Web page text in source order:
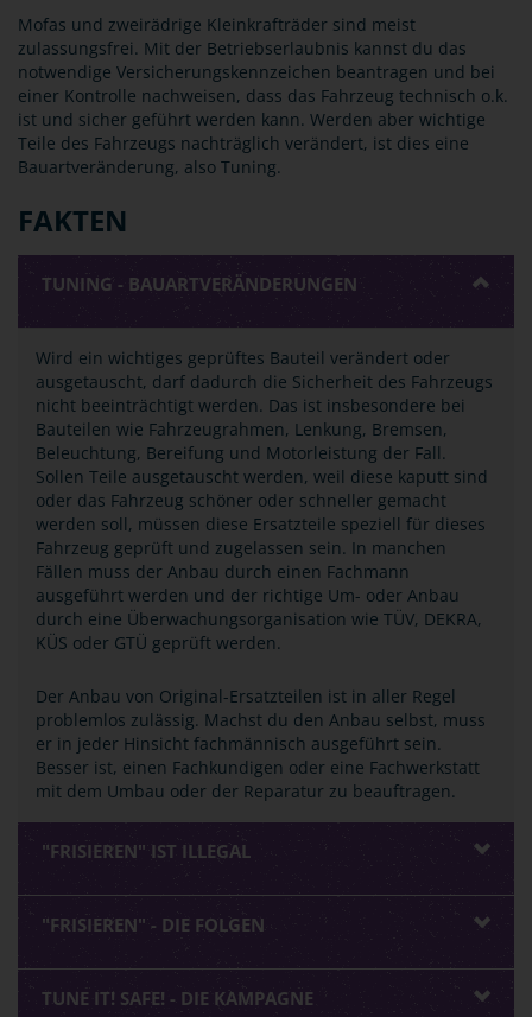
Mofas und zweirädrige Kleinkrafträder sind meist
zulassungsfrei. Mit der Betriebserlaubnis kannst du das
notwendige Versicherungskennzeichen beantragen und bei
einer Kontrolle nachweisen, dass das Fahrzeug technisch o.k.
ist und sicher geführt werden kann. Werden aber wichtige
Teile des Fahrzeugs nachträglich verändert, ist dies eine
Bauartveränderung, also Tuning.
FAKTEN
TUNING - BAUARTVERÄNDERUNGEN
Wird ein wichtiges geprüftes Bauteil verändert oder
ausgetauscht, darf dadurch die Sicherheit des Fahrzeugs
nicht beeinträchtigt werden. Das ist insbesondere bei
Bauteilen wie Fahrzeugrahmen, Lenkung, Bremsen,
Beleuchtung, Bereifung und Motorleistung der Fall.
Sollen Teile ausgetauscht werden, weil diese kaputt sind
oder das Fahrzeug schöner oder schneller gemacht
werden soll, müssen diese Ersatzteile speziell für dieses
Fahrzeug geprüft und zugelassen sein. In manchen
Fällen muss der Anbau durch einen Fachmann
ausgeführt werden und der richtige Um- oder Anbau
durch eine Überwachungsorganisation wie TÜV, DEKRA,
KÜS oder GTÜ geprüft werden.
Der Anbau von Original-Ersatzteilen ist in aller Regel
problemlos zulässig. Machst du den Anbau selbst, muss
er in jeder Hinsicht fachmännisch ausgeführt sein.
Besser ist, einen Fachkundigen oder eine Fachwerkstatt
mit dem Umbau oder der Reparatur zu beauftragen.
"FRISIEREN" IST ILLEGAL
"FRISIEREN" - DIE FOLGEN
TUNE IT! SAFE! - DIE KAMPAGNE